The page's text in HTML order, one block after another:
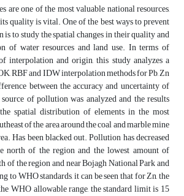
are one of the most valuable national resources,
quality is vital. One of the best ways to prevent
to study the spatial changes in their quality and
of water resources and land use. In terms of
interpolation and origin, this study analyzes a
RBF and IDW interpolation methods for Pb, Zn
between the accuracy and uncertainty of
of pollution was analyzed and the results
spatial distribution of elements in the most
of the area around the coal and marble mine
Has been blacked out. Pollution has decreased
north of the region and the lowest amount of
of the region and near Bojagh National Park and
to WHO standards, it can be seen that for Zn, the
WHO allowable range, the standard limit is 15